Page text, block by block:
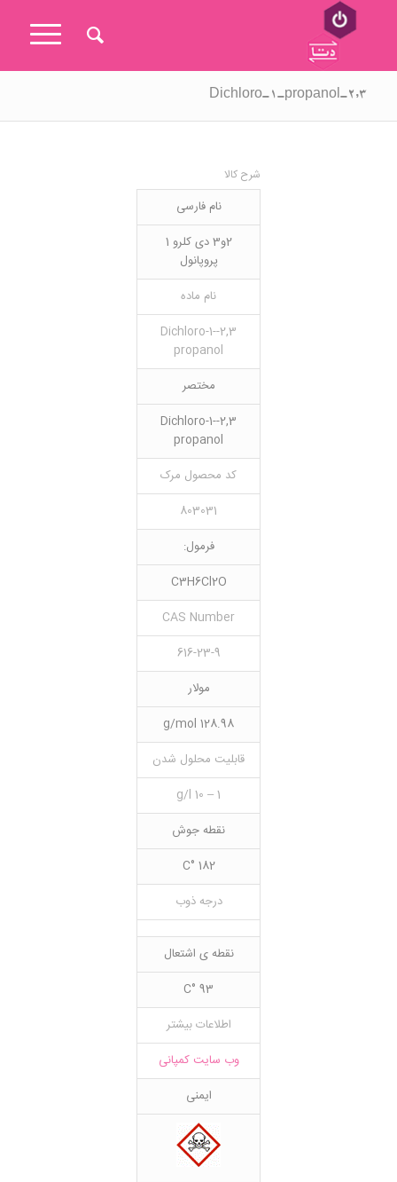
۲,۳-Dichloro-1-propanol
شرح کالا
نام فارسی
2و3 دی کلرو 1
پروپانول
نام ماده
2,3-Dichloro-1-
propanol
مختصر
2,3-Dichloro-1-
propanol
کد محصول مرک
803031
فرمول:
C3H6Cl2O
CAS Number
616-23-9
مولار
128.98 g/mol
قابلیت محلول شدن
1 – 10 g/l
نقطه جوش
182 °C
درجه ذوب
نقطه ی اشتعال
93 °C
اطلاعات بیشتر
وب سایت کمپانی
ایمنی